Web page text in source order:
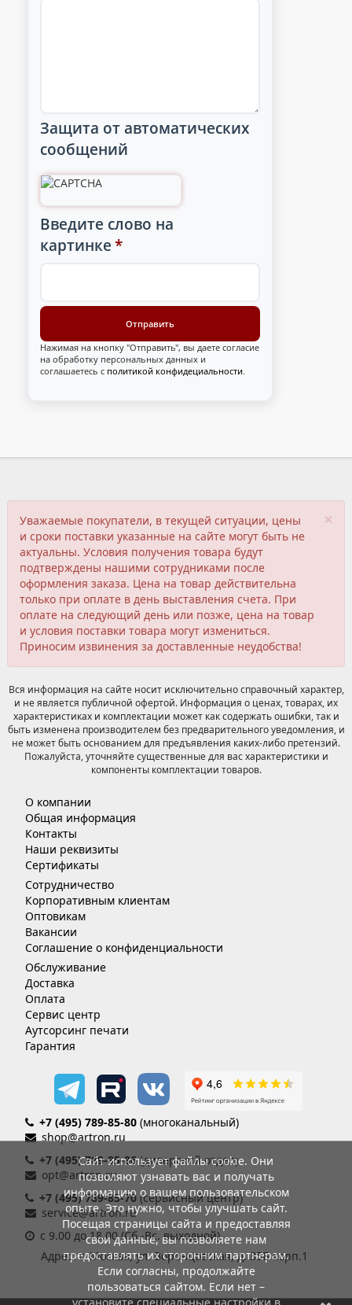
Защита от автоматических
сообщений
Введите слово на
картинке *
Нажимая на кнопку "Отправить", вы даете согласие
на обработку персональных данных и
соглашаетесь с политикой конфидециальности.
×
Уважаемые покупатели, в текущей ситуации, цены
и сроки поставки указанные на сайте могут быть не
актуальны. Условия получения товара будут
подтверждены нашими сотрудниками после
оформления заказа. Цена на товар действительна
только при оплате в день выставления счета. При
оплате на следующий день или позже, цена на товар
и условия поставки товара могут измениться.
Приносим извинения за доставленные неудобства!
Вся информация на сайте носит исключительно справочный характер,
и не является публичной офертой. Информация о ценах, товарах, их
характеристиках и комплектации может как содержать ошибки, так и
быть изменена производителем без предварительного уведомления, и
не может быть основанием для предъявления каких-либо претензий.
Пожалуйста, уточняйте существенные для вас характеристики и
компоненты комплектации товаров.
О компании
Общая информация
Контакты
Наши реквизиты
Сертификаты
Сотрудничество
Корпоративным клиентам
Оптовикам
Вакансии
Соглашение о конфиденциальности
Обслуживание
Доставка
Оплата
Сервис центр
Аутсорсинг печати
Гарантия
+7 (495) 789-85-80 (многоканальный)
shop@artron.ru
+7 (495) 789-85-86(дилерский отдел)
opt@artron.ru
+7 (495) 789-85-70 (сервисный центр)
service@artron.ru
с 9.00 до 18.00 (Сб.-Вс. выходной)
Адрес: г. Москва, ул. Воронцовская, д. 35Б корп.1
Сайт использует файлы cookie. Они
позволяют узнавать вас и получать
информацию о вашем пользовательском
опыте. Это нужно, чтобы улучшать сайт.
Посещая страницы сайта и предоставляя
свои данные, вы позволяете нам
предоставлять их сторонним партнерам.
Если согласны, продолжайте
пользоваться сайтом. Если нет –